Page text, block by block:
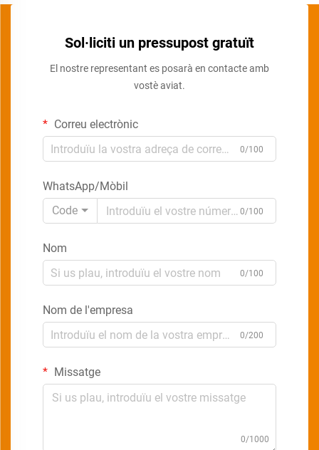
Sol·liciti un pressupost gratuït
El nostre representant es posarà en contacte amb
vostè aviat.
Correu electrònic
0/100
WhatsApp/Mòbil
Code
0/100
Nom
0/100
Nom de l'empresa
0/200
Missatge
0/1000